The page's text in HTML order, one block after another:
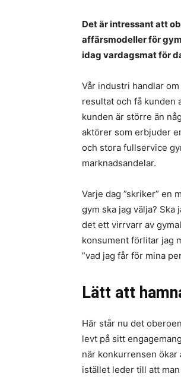
Det är intressant att
affärsmodeller för
idag vardagsmat för
Vår industri handlar
resultat och få kunden
kunden är större än
aktörer som erbjuder
och stora fullservice
marknadsandelar.
Varje dag ”skriker” en
gym ska jag välja?
det ett virrvarr av
konsument förlitar jag
”vad jag får för mina
Lätt att
Här står nu det
levt på sitt
när konkurrensen
istället leder till att